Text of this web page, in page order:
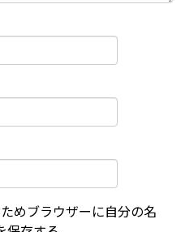
めブラウザーに自分の名